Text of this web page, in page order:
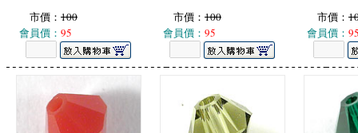
市價： 100
會員價： 95
市價： 100
會員價： 95
市價：
會員價：